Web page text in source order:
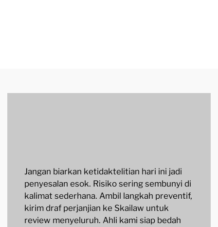
Jangan biarkan ketidaktelitian hari ini jadi
penyesalan esok. Risiko sering sembunyi di
kalimat sederhana. Ambil langkah preventif,
kirim draf perjanjian ke Skailaw untuk
review menyeluruh. Ahli kami siap bedah